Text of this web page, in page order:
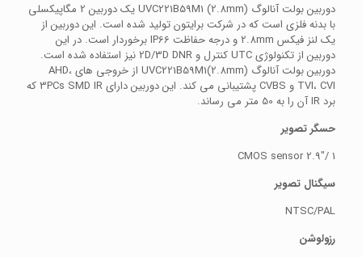
دوربین بولت آنالوگ (UVC221B59M1 (2.8mm یک دوربین 2 مگاپیکسلی
با بدنه فلزی است که در شرکت برایتون تولید شده است. این دوربین از
یک لنز فیکس 2.8mm و درجه حفاظت IP66 برخوردار است. در این
دوربین از تکنولوژی UTC کنترل و 2D/3D DNR نیز استفاده شده است.
دوربین بولت آنالوگ (UVC221B59M1(2.8mm از خروجی های AHD،
TVI، CVI و CVBS پشتیبانی می کند. این دوربین دارای 3PCs SMD IR که
برد IR آن را به 50 متر می رساند.
حسگر تصویر
1 /2.9″ CMOS sensor
سیگنال تصویر
NTSC/PAL
رزولوشن